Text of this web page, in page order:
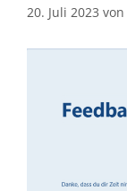
20. Juli 2023 von